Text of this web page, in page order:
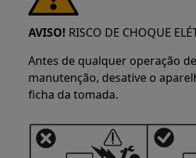
AVISO! RISCO DE CHOQUE
Antes de qualquer operação
manutenção, desative o
ficha da tomada.